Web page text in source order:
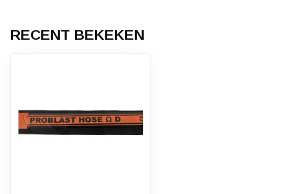
RECENT BEKEKEN